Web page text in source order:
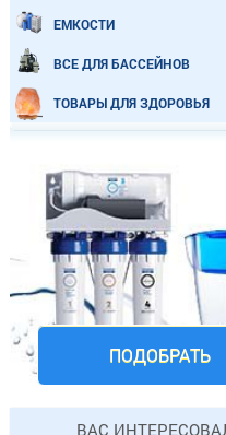
ЕМКОСТИ
ВСЕ ДЛЯ БАССЕЙНОВ
ТОВАРЫ ДЛЯ ЗДОРОВЬЯ
ПОДОБРАТЬ
ВАС